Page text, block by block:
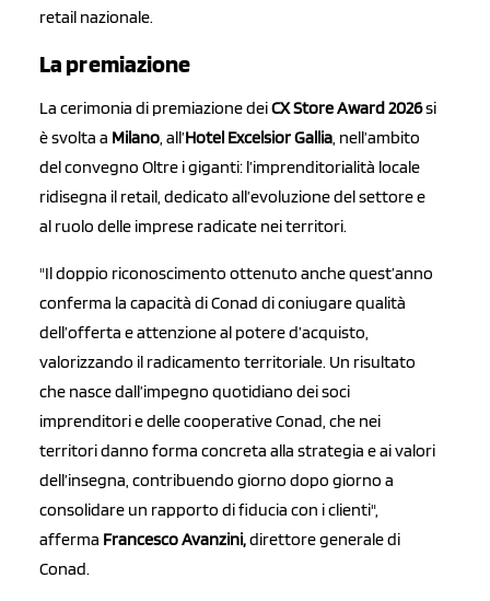
retail nazionale.
La premiazione
La cerimonia di premiazione deiCX Store Award 2026si
è svolta a Milano , all’Hotel Excelsior Gallia , nell’ambito
del convegno Oltre i giganti: l’imprenditorialità locale
ridisegna il retail, dedicato all’evoluzione del settore e
al ruolo delle imprese radicate nei territori.
"Il doppio riconoscimento ottenuto anche quest’anno
conferma la capacità di Conad di coniugare qualità
dell’offerta e attenzione al potere d’acquisto,
valorizzando il radicamento territoriale. Un risultato
che nasce dall’impegno quotidiano dei soci
imprenditori e delle cooperative Conad, che nei
territori danno forma concreta alla strategia e ai valori
dell’insegna, contribuendo giorno dopo giorno a
consolidare un rapporto di fiducia con i clienti",
afferma Francesco Avanzini,direttore generale di
Conad.